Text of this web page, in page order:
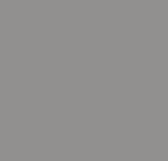
olduğuna emin